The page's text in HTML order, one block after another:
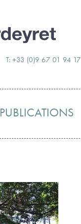
T: +33 (0)9 67 01 94 17
PUBLICATIONS